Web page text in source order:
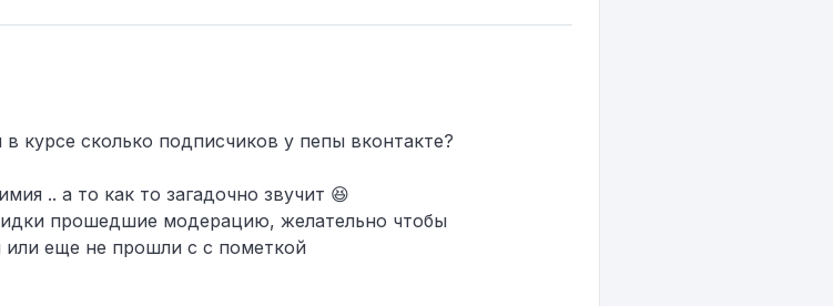
курсе сколько подписчиков у пепы вконтакте?
.. а то как то загадочно звучит 😆
прошедшие модерацию​, желательно чтобы
или еще не прошли c с пометкой